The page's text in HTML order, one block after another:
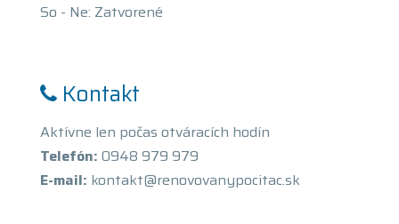
So - Ne: Zatvorené
Kontakt
Aktívne len počas otváracích hodín
Telefón: 0948 979 979
E-mail: kontakt@renovovanypocitac.sk